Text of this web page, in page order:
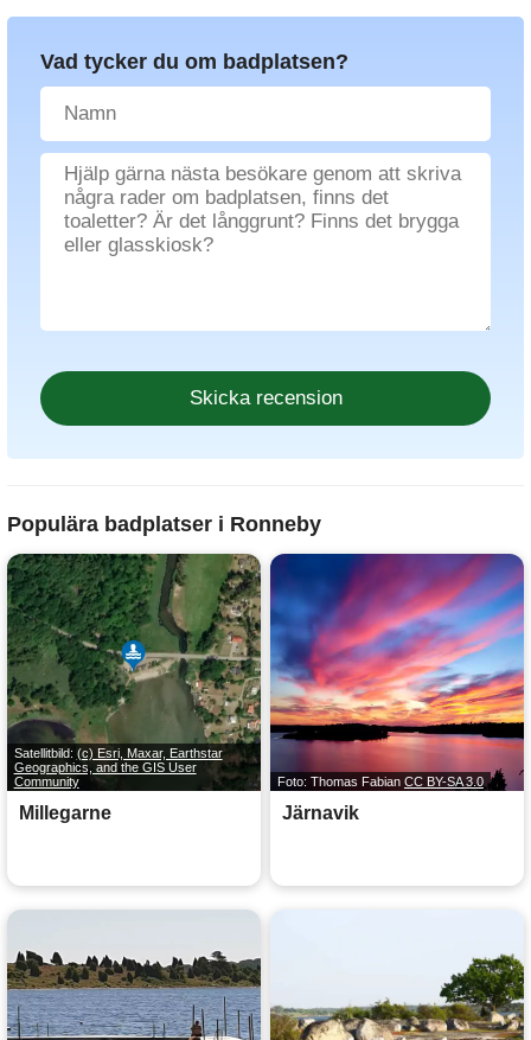
Vad tycker du om badplatsen?
Populära badplatser i Ronneby
Satellitbild: (c) Esri, Maxar, Earthstar
Geographics, and the GIS User
Community
Millegarne
Foto: Thomas Fabian CC BY-SA 3.0
Järnavik